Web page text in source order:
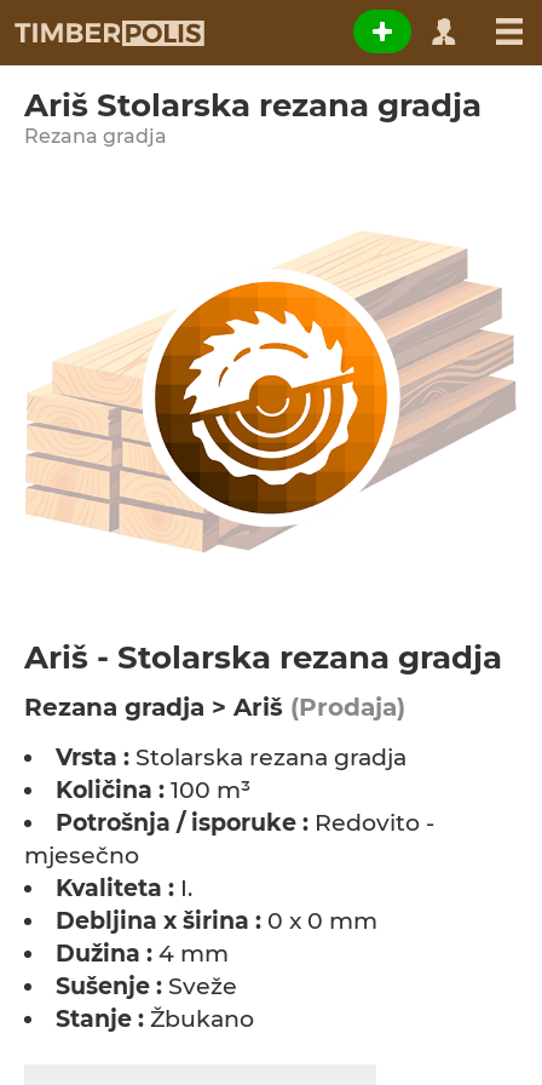
Ariš Stolarska rezana gradja
Rezana gradja
Ariš - Stolarska rezana gradja
Rezana gradja > Ariš (Prodaja)
Vrsta : Stolarska rezana gradja
Količina : 100 m³
Potrošnja / isporuke : Redovito -
mjesečno
Kvaliteta : I.
Debljina x širina : 0 x 0 mm
Dužina : 4 mm
Sušenje : Sveže
Stanje : Žbukano